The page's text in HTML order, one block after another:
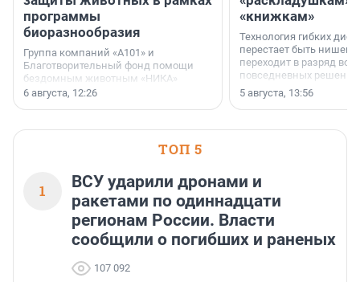
программы
биоразнообразия
Группа компаний «А101» и
Благотворительный фонд помощи
бездомным животным «НИКА»
заключили соглашение о
6 августа, 12:26
«книжкам»
Технология гибких
перестает быть
переходит в разряд
повседневных
5 августа, 13:56
ТОП 5
1
ВСУ ударили дронами и
ракетами по одиннадцати
регионам России. Власти
сообщили о погибших и раненых
107 092